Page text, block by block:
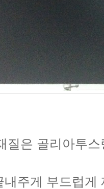
질은 골리아투
내주게 부드럽게